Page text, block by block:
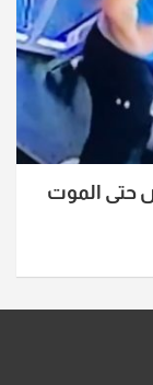
حتى الموت